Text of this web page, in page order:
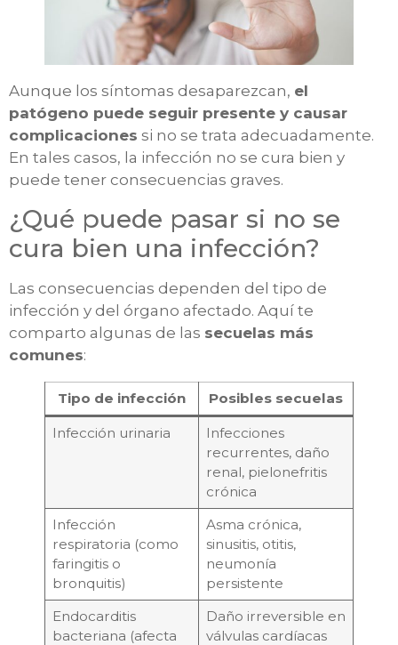
Aunque los síntomas desaparezcan, el
patógeno puede seguir presente y causar
complicaciones si no se trata adecuadamente.
En tales casos, la infección no se cura bien y
puede tener consecuencias graves.
¿Qué puede pasar si no se
cura bien una infección?
Las consecuencias dependen del tipo de
infección y del órgano afectado. Aquí te
comparto algunas de las secuelas más
comunes:
Tipo de infección Posibles secuelas
Infección urinaria
Infecciones
recurrentes, daño
renal, pielonefritis
crónica
Infección
respiratoria (como
faringitis o
bronquitis)
Asma crónica,
sinusitis, otitis,
neumonía
persistente
Endocarditis
bacteriana (afecta
Daño irreversible en
válvulas cardíacas